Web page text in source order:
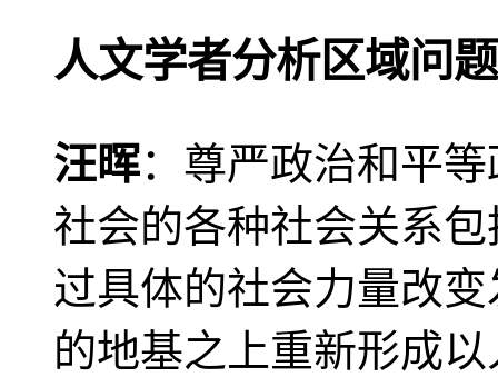
人文学者分析区域问题
汪晖：尊严政治和平
社会的各种社会关系
过具体的社会力量改
的地基之上重新形成